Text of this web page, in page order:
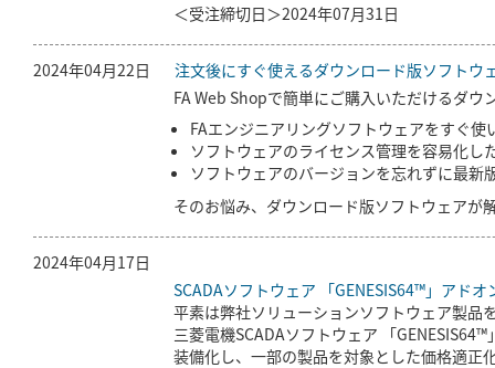
＜受注締切日＞2024年07月31日
2024年04月22日
注文後にすぐ使えるダウンロード版ソフトウ
FA Web Shopで簡単にご購入いただけるダ
FAエンジニアリングソフトウェアをすぐ使
ソフトウェアのライセンス管理を容易化し
ソフトウェアのバージョンを忘れずに最新
そのお悩み、ダウンロード版ソフトウェアが
2024年04月17日
SCADAソフトウェア 「GENESIS64™」アド
平素は弊社ソリューションソフトウェア製品
三菱電機SCADAソフトウェア 「
装備化し、一部の製品を対象とした価格適正